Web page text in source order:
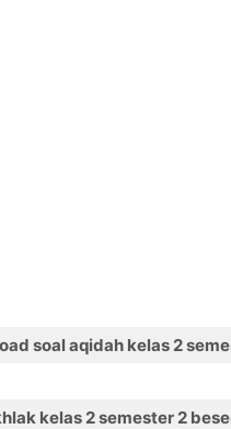
soal aqidah kelas 2
kelas 2 semester 2